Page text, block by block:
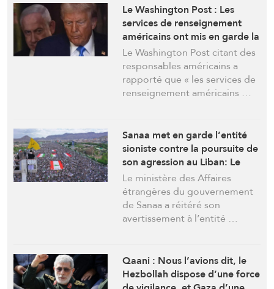
Le Washington Post : Les
services de renseignement
américains ont mis en garde la
Maison Blanche contre les
risques de sabotage de
l’accord iranien par
Netanyahu
Le Washington Post citant des
responsables américains a
rapporté que « les services de
renseignement américains …
Sanaa met en garde l’entité
sioniste contre la poursuite de
son agression au Liban: Le
Front de la résistance ne
restera pas les bras croisés
Le ministère des Affaires
étrangères du gouvernement
de Sanaa a réitéré son
avertissement à l’entité …
Qaani : Nous l’avions dit, le
Hezbollah dispose d’une force